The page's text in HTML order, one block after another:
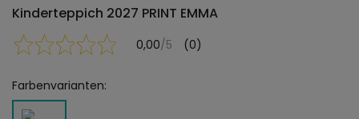
Kinderteppich 2027 PRINT EMMA
0,00/5 (0)
Farbenvarianten: